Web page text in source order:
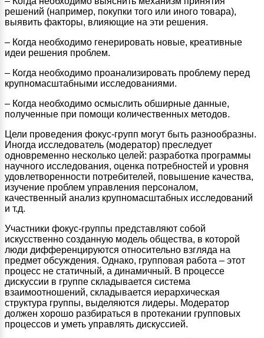
решений (например, покупки того или иного товара),
выявить факторы, влияющие на эти решения.
– Когда необходимо генерировать новые, креативные
идеи решения проблем.
– Когда необходимо проанализировать проблему перед
крупномасштабными исследованиями.
– Когда необходимо осмыслить обширные данные,
полученные при помощи количественных методов.
Цели проведения фокус-групп могут быть разнообразны.
Иногда исследователь (модератор) преследует
одновременно несколько целей: разработка программы
научного исследования, оценка потребностей и уровня
удовлетворенности потребителей, повышение качества,
изучение проблем управления персоналом,
качественный анализ крупномасштабных исследований
и т.д.
Участники фокус-группы представляют собой
искусственно созданную модель общества, в которой
люди дифференцируются относительно взгляда на
предмет обсуждения. Однако, групповая работа – этот
процесс не статичный, а динамичный. В процессе
дискуссии в группе складывается система
взаимоотношений, складывается иерархическая
структура группы, выделяются лидеры. Модератор
должен хорошо разбираться в протекании групповых
процессов и уметь управлять дискуссией.